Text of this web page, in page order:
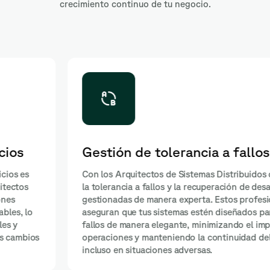
crecimiento continuo de tu negocio.
Gestión de tolerancia a fallos
Con los Arquitectos de Sistemas Distribuidos de Shakers,
la tolerancia a fallos y la recuperación de desastres son
gestionadas de manera experta. Estos profesionales
aseguran que tus sistemas estén diseñados para manejar
fallos de manera elegante, minimizando el impacto en tus
operaciones y manteniendo la continuidad del negocio
incluso en situaciones adversas.